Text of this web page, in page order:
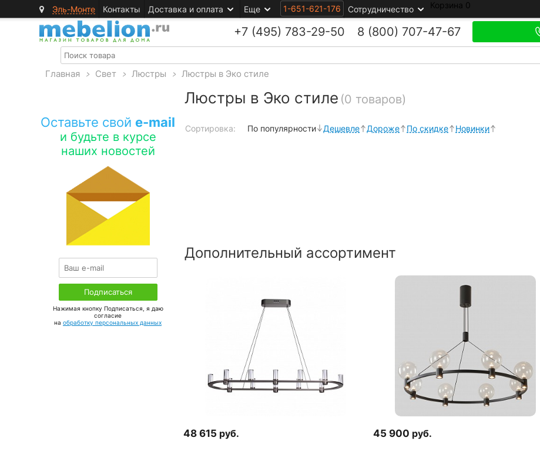
Эль-Монте Контакты Доставка и оплата Еще 1-651-621-176 Сотрудничество Корзина 0
+7 (495) 783-29-50 8 (800) 707-47-67
Главная > Свет > Люстры > Люстры в Эко стиле
Оставьте свой e-mail
и будьте в курсе
наших новостей
Нажимая кнопку Подписаться, я даю
соглаcие
на обработку персональных данных
Люстры в Эко стиле (0 товаров)
Сортировка: По популярности Дешевле Дороже По скидке Новинки
Дополнительный ассортимент
48 615 руб. 45 900 руб.